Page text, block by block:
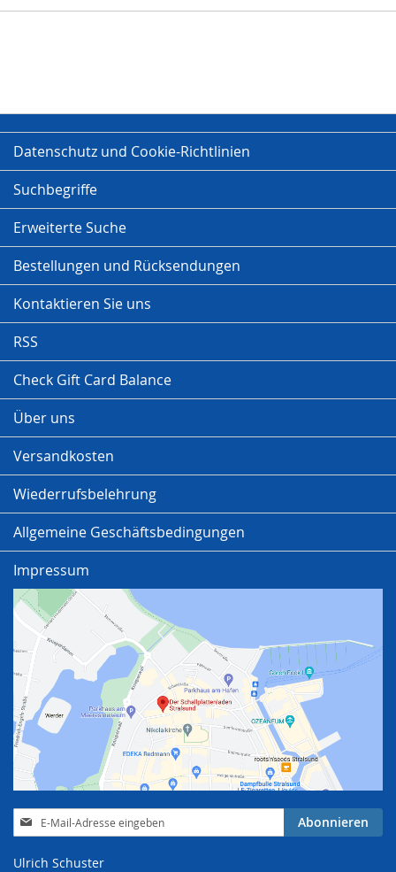
Datenschutz und Cookie-Richtlinien
Suchbegriffe
Erweiterte Suche
Bestellungen und Rücksendungen
Kontaktieren Sie uns
RSS
Check Gift Card Balance
Über uns
Versandkosten
Wiederrufsbelehrung
Allgemeine Geschäftsbedingungen
Impressum
Anmeldung
zum
Abonnieren
Ulrich Schuster